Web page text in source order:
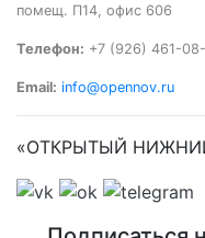
помещ. П14, офис 606
Телефон: +7 (926) 461-
Email: info@opennov.ru
«ОТКРЫТЫЙ